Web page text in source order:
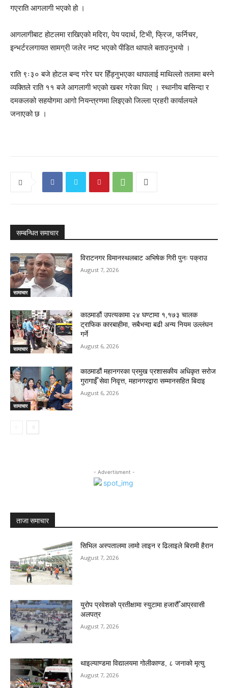
गएराति आगलागी भएको हो ।
आगलागीबाट होटलमा राखिएको मदिरा, पेय पदार्थ, टिभी, फ्रिज, फर्निचर,
इन्भर्टरलगायत सामग्री जलेर नष्ट भएको पीडित थापाले बताउनुभयो ।
राति ९ः३० बजे होटल बन्द गरेर घर हिँड्नुभएका थापालाई माथिल्लो तलामा बस्ने
व्यक्तिले राति ११ बजे आगलागी भएको खबर गरेका थिए । स्थानीय बासिन्दा र
दमकलको सहयोगमा आगो नियन्त्रणमा लिइएको जिल्ला प्रहरी कार्यालयले
जनाएको छ ।
सम्बन्धित समाचार
सामाचार
विराटनगर विमानस्थलबाट अभिषेक गिरी पुनः पक्राउ
August 7, 2026
सामाचार
काठमाडौं उपत्यकामा २४ घण्टामा १,१७३ चालक
ट्राफिक कारबाहीमा, सबैभन्दा बढी अन्य नियम उल्लंघन
गर्ने
August 6, 2026
सामाचार
काठमाडौं महानगरका प्रमुख प्रशासकीय अधिकृत सरोज
गुरागाईँ सेवा निवृत्त, महानगरद्वारा सम्मानसहित बिदाइ
August 6, 2026
- Advertisment -
ताजा समाचार
सिभिल अस्पतालमा लामो लाइन र ढिलाइले बिरामी हैरान
August 7, 2026
युरोप प्रवेशको प्रतीक्षामा स्युटामा हजारौँ आप्रवासी
अलपत्र
August 7, 2026
थाइल्याण्डमा विद्यालयमा गोलीकाण्ड, ८ जनाको मृत्यु
August 7, 2026